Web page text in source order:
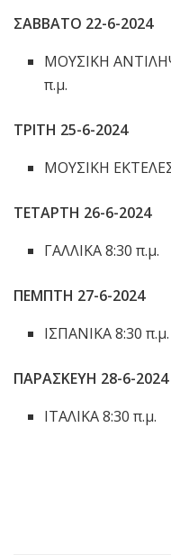
ΣΑΒΒΑΤΟ 22-6-2024
ΜΟΥΣΙΚΗ
π.μ.
ΤΡΙΤΗ 25-6-2024
ΜΟΥΣΙΚΗ
ΤΕΤΑΡΤΗ 26-6-2024
ΓΑΛΛΙΚΑ 8:30 π.μ.
ΠΕΜΠΤΗ 27-6-2024
ΙΣΠΑΝΙΚΑ 8:30 π.μ.
ΠΑΡΑΣΚΕΥΗ 28-6-2024
ΙΤΑΛΙΚΑ 8:30 π.μ.